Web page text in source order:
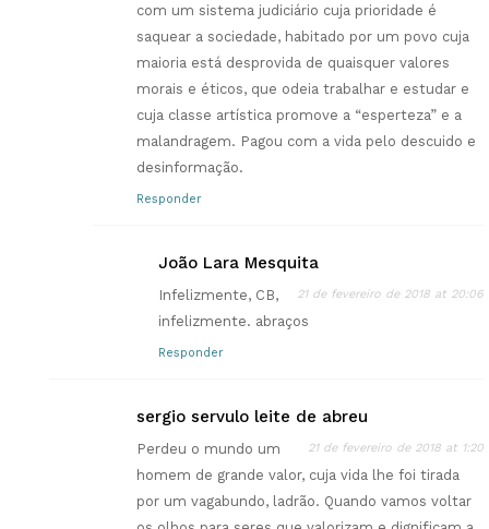
com um sistema judiciário cuja prioridade é
saquear a sociedade, habitado por um povo cuja
maioria está desprovida de quaisquer valores
morais e éticos, que odeia trabalhar e estudar e
cuja classe artística promove a “esperteza” e a
malandragem. Pagou com a vida pelo descuido e
desinformação.
Responder
João Lara Mesquita
21 de fevereiro de 2018 at 20:06
Infelizmente, CB,
infelizmente. abraços
Responder
sergio servulo leite de abreu
21 de fevereiro de 2018 at 1:20
Perdeu o mundo um
homem de grande valor, cuja vida lhe foi tirada
por um vagabundo, ladrão. Quando vamos voltar